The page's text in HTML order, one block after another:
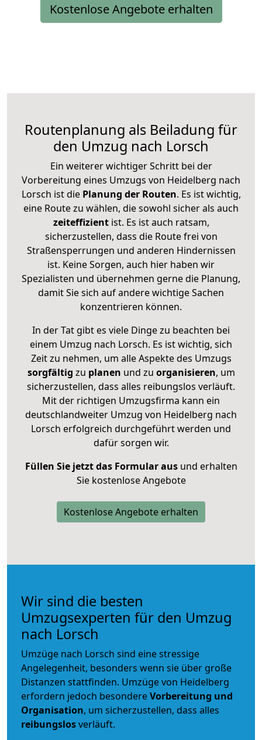
Kostenlose Angebote erhalten
Routenplanung als Beiladung für
den Umzug nach Lorsch
Ein weiterer wichtiger Schritt bei der
Vorbereitung eines Umzugs von Heidelberg nach
Lorsch ist diePlanung der Routen. Es ist wichtig,
eine Route zu wählen, die sowohl sicher als auch
zeiteffizientist. Es ist auch ratsam,
sicherzustellen, dass die Route frei von
Straßensperrungen und anderen Hindernissen
ist. Keine Sorgen, auch hier haben wir
Spezialisten und übernehmen gerne die Planung,
damit Sie sich auf andere wichtige Sachen
konzentrieren können.
In der Tat gibt es viele Dinge zu beachten bei
einem Umzug nach Lorsch. Es ist wichtig, sich
Zeit zu nehmen, um alle Aspekte des Umzugs
sorgfältig zu planen und zu organisieren, um
sicherzustellen, dass alles reibungslos verläuft.
Mit der richtigen Umzugsfirma kann ein
deutschlandweiter Umzug von Heidelberg nach
Lorsch erfolgreich durchgeführt werden und
dafür sorgen wir.
Füllen Sie jetzt das Formular ausund erhalten
Sie kostenlose Angebote
Kostenlose Angebote erhalten
Wir sind die besten
Umzugsexperten für den Umzug
nach Lorsch
Umzüge nach Lorsch sind eine stressige
Angelegenheit, besonders wenn sie über große
Distanzen stattfinden. Umzüge von Heidelberg
erfordern jedoch besondereVorbereitung und
Organisation, um sicherzustellen, dass alles
reibungslosverläuft.